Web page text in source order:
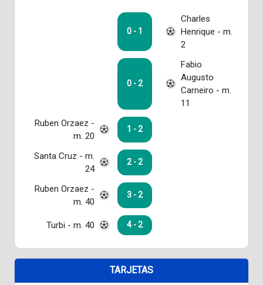
0 - 1
Charles
Henrique - m.
2
0 - 2
Fabio
Augusto
Carneiro - m.
11
Ruben Orzaez -
m. 20
1 - 2
Santa Cruz - m.
24
2 - 2
Ruben Orzaez -
m. 40
3 - 2
Turbi - m. 40 4 - 2
TARJETAS